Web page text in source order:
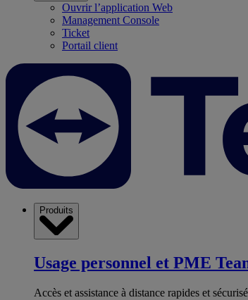
Ouvrir l’application Web
Management Console
Ticket
Portail client
Produits
Usage personnel et PME
Accès et assistance à distance rapides et